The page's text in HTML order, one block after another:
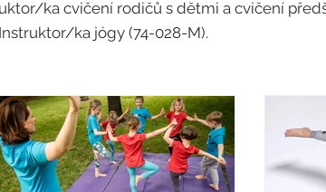
ka cvičení rodičů s dětmi a cvičení
Instruktor/ka jógy (74-028-M).